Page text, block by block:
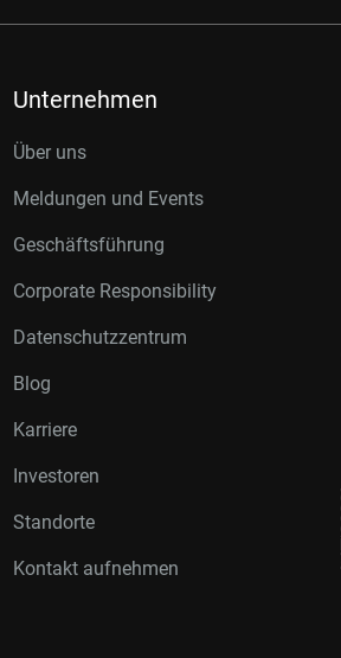
Unternehmen
Über uns
Meldungen und Events
Geschäftsführung
Corporate Responsibility
Datenschutzzentrum
Blog
Karriere
Investoren
Standorte
Kontakt aufnehmen